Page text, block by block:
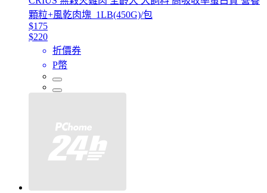
顆粒+風乾肉塊_1LB(450G)/包
$175
$220
折價券
P幣